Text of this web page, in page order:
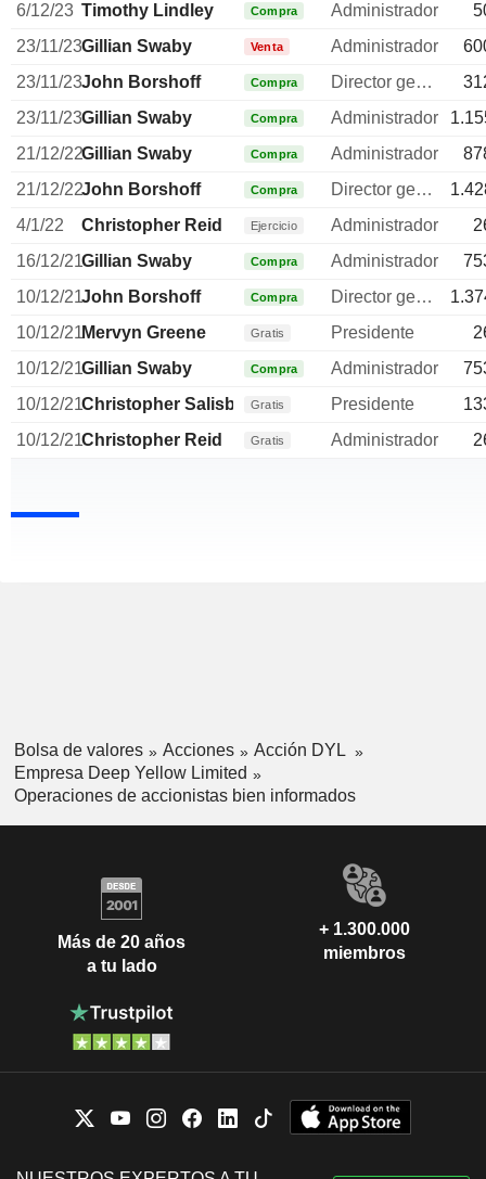
6/12/23 Timothy Lindley Compra Administrador
23/11/23Gillian Swaby Venta Administrador
23/11/23John Borshoff Compra Director general
23/11/23Gillian Swaby Compra Administrador
21/12/22Gillian Swaby Compra Administrador
21/12/22John Borshoff Compra Director general
4/1/22
Christopher Reid Ejercicio Administrador
16/12/21Gillian Swaby Compra Administrador
10/12/21John Borshoff Compra Director general
10/12/21Mervyn Greene Gratis Presidente
10/12/21Gillian Swaby Compra Administrador
10/12/21Christopher SalisburyGratis Presidente
10/12/21Christopher Reid Gratis Administrador
Bolsa de valores Acciones
Acción DYL
Empresa Deep Yellow Limited
Operaciones de accionistas bien informados
Más de 20 años
a tu lado
+ 1.300.000
miembros